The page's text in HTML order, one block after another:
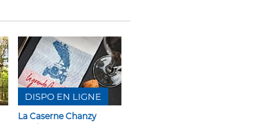
La Caserne Chanzy
DISPO EN LIGNE